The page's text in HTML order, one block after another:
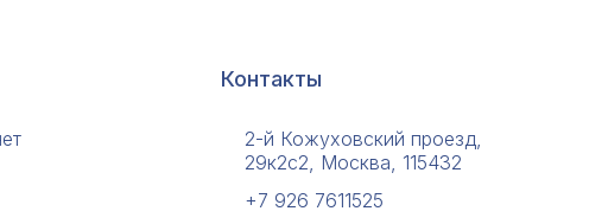
Контакты
2-й Кожуховский проезд,
29к2с2, Москва, 115432
+7 926 7611525